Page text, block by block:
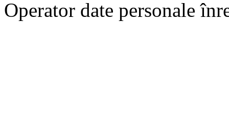
Operator date personale